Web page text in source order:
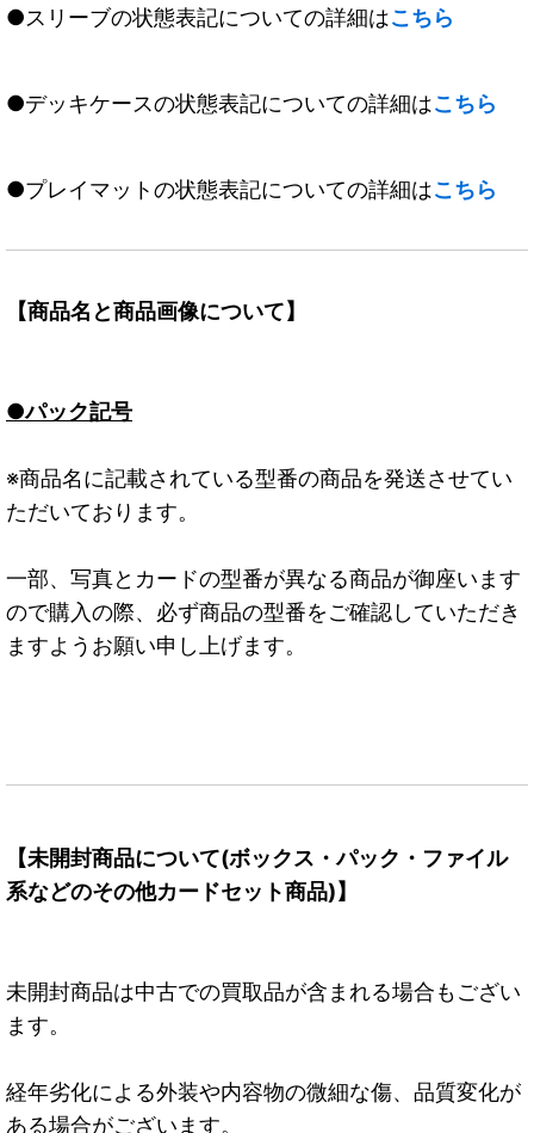
●スリーブの状態表記についての詳細はこちら
●デッキケースの状態表記についての詳細はこちら
●プレイマットの状態表記についての詳細はこちら
【商品名と商品画像について】
●パック記号
※商品名に記載されている型番の商品を発送させてい
ただいております。
一部、写真とカードの型番が異なる商品が御座います
ので購入の際、必ず商品の型番をご確認していただき
ますようお願い申し上げます。
【未開封商品について(ボックス・パック・ファイル
系などのその他カードセット商品)】
未開封商品は中古での買取品が含まれる場合もござい
ます。
経年劣化による外装や内容物の微細な傷、品質変化が
ある場合がございます。